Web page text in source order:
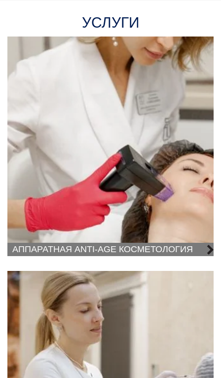
УСЛУГИ
АППАРАТНАЯ ANTI-AGE КОСМЕТОЛОГИЯ